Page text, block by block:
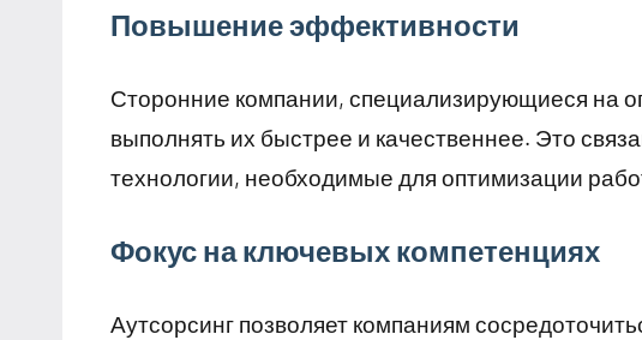
Повышение эффективности
Сторонние компании, специализирующиеся на
выполнять их быстрее и качественнее. Это
технологии, необходимые для оптимизации
Фокус на ключевых компетенциях
Аутсорсинг позволяет компаниям